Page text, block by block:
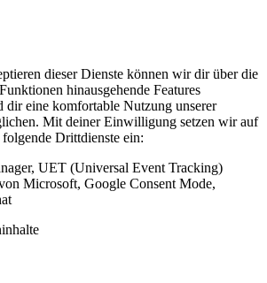
dieser Dienste können wir dir über die
hinausgehende Features
dir eine komfortable Nutzung unserer
Mit deiner Einwilligung setzen wir auf
folgende Drittdienste ein:
UET (Universal Event Tracking)
Microsoft, Google Consent Mode,